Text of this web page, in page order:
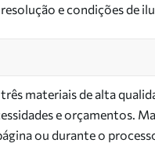
e condições de
materiais de alta
e orçamentos.
ou durante o